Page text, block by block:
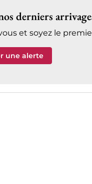
derniers
et soyez le
une alerte